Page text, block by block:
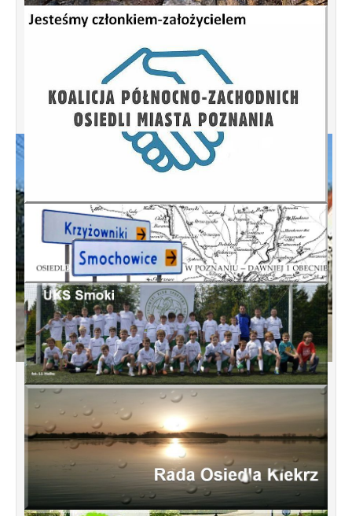
Koncepcja przebudowy ulic Leśnowolskiej
i Łagowskiej